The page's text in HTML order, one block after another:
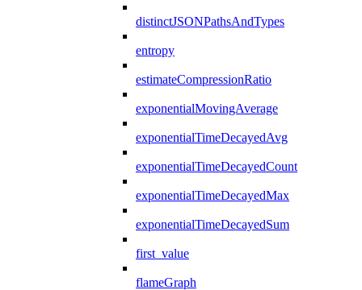
distinctJSONPathsAndTypes
entropy
estimateCompressionRatio
exponentialMovingAverage
exponentialTimeDecayedAvg
exponentialTimeDecayedCount
exponentialTimeDecayedMax
exponentialTimeDecayedSum
first_value
flameGraph